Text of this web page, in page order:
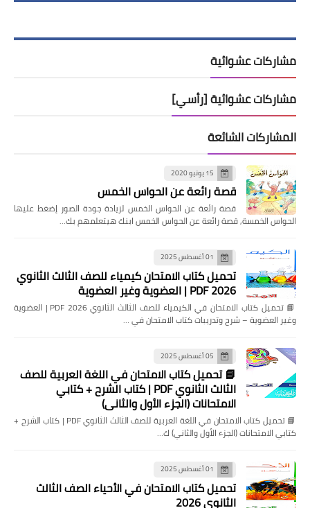
مشاركات عشوائية
مشاركات عشوائية [رأسي]
المشاركات الشائعة
15 يونيو 2020
قصة رائعة عن الحواس الخمس
قصة رائعة عن الحواس الخمس لزيادة جودة الصور إضغط عليها
الحواس الخمسة, قصة رائعة عن الحواس الخمس ابنك هيتعلمهم بك…
01 أغسطس 2025
تحميل كتاب الامتحان كيمياء للصف الثالث الثانوي
2026 PDF | العضوية وغير العضوية
📘 تحميل كتاب الامتحان في الكيمياء للصف الثالث الثانوي 2026 PDF | العضوية
وغير العضوية – شرح وتدريبات كتاب الامتحان في …
05 أغسطس 2025
📘 تحميل كتاب الامتحان في اللغة العربية للصف
الثالث الثانوي PDF | كتاب الشرح + كتابي
الامتحانات (الجزء الأول والثاني)
📘 تحميل كتاب الامتحان في اللغة العربية للصف الثالث الثانوي PDF | كتاب الشرح +
كتابي الامتحانات (الجزء الأول والثاني) ك…
01 أغسطس 2025
تحميل كتاب الامتحان في الأحياء الصف الثالث
الثانوي 2026